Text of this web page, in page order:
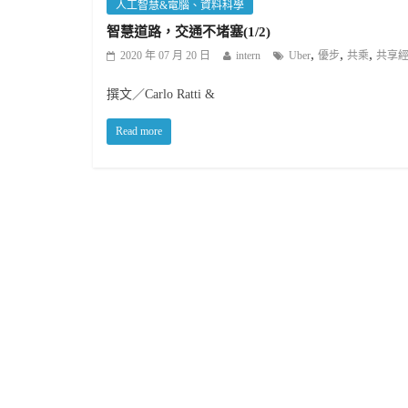
人工智慧&電腦、資料科學
智慧道路，交通不堵塞(1/2)
2020 年 07 月 20 日 intern Uber, 優步, 共乘, 共享
撰文／Carlo Ratti &
Read more